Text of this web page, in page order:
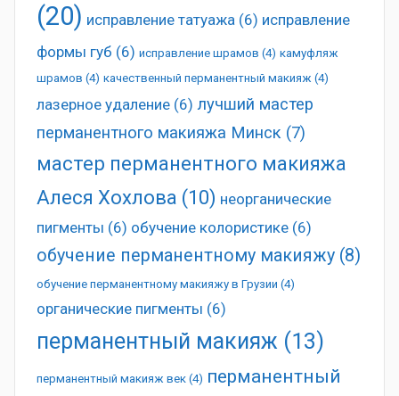
(20) исправление татуажа (6) исправление
формы губ (6) исправление шрамов (4) камуфляж
шрамов (4) качественный перманентный макияж (4)
лазерное удаление (6) лучший мастер
перманентного макияжа Минск (7)
мастер перманентного макияжа
Алеся Хохлова (10) неорганические
пигменты (6) обучение колористике (6)
обучение перманентному макияжу (8)
обучение перманентному макияжу в Грузии (4)
органические пигменты (6)
перманентный макияж (13)
перманентный макияж век (4) перманентный